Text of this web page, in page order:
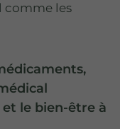
comme les
le bien-être à